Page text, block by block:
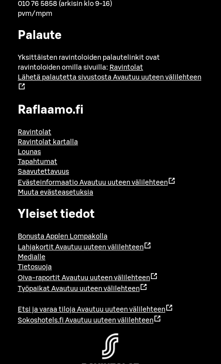
010 76 5858 (arkisin klo 9-16)
pvm/mpm
Palaute
Yksittäisten ravintoloiden palautelinkit ovat
ravintoloiden omilla sivuilla: Ravintolat
Lähetä palautetta sivustosta Avautuu uuteen välilehteen
Raflaamo.fi
Ravintolat
Ravintolat kartalla
Lounas
Tapahtumat
Saavutettavuus
Evästeinformaatio Avautuu uuteen välilehteen
Muuta evästeasetuksia
Yleiset tiedot
Bonusta Applen Lompakolla
Lahjakortit Avautuu uuteen välilehteen
Medialle
Tietosuoja
Oiva-raportit Avautuu uuteen välilehteen
Työpaikat Avautuu uuteen välilehteen
Etsi ja varaa tiloja Avautuu uuteen välilehteen
Sokoshotels.fi Avautuu uuteen välilehteen